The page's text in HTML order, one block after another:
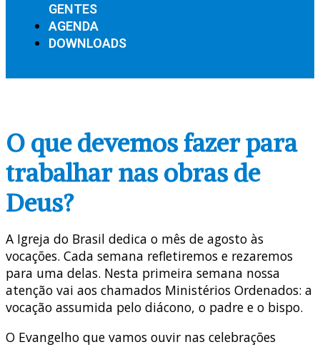
GENTES
AGENDA
DOWNLOADS
O que devemos fazer para
trabalhar nas obras de
Deus?
A Igreja do Brasil dedica o mês de agosto às
vocações. Cada semana refletiremos e rezaremos
para uma delas. Nesta primeira semana nossa
atenção vai aos chamados Ministérios Ordenados: a
vocação assumida pelo diácono, o padre e o bispo.
O Evangelho que vamos ouvir nas celebrações